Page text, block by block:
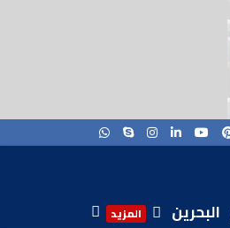
البحرين المزيد